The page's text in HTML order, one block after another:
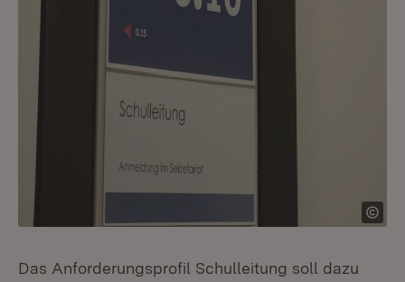
Das Anforderungsprofil Schulleitung soll dazu